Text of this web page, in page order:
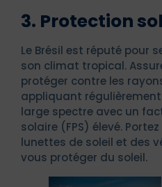
3. Protection
Le Brésil est réputé pour
son climat tropical.
protéger contre les
appliquant
large spectre avec un
solaire (FPS) élevé.
lunettes de soleil et des
vous protéger du soleil.